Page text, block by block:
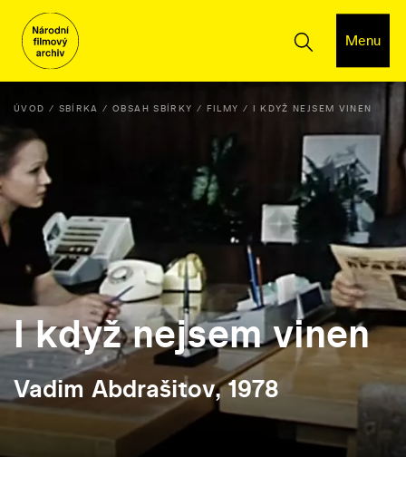
Menu
ÚVOD SBÍRKA OBSAH SBÍRKY FILMY I KDYŽ NEJSEM VINEN
I když nejsem vinen
Vadim Abdrašitov, 1978